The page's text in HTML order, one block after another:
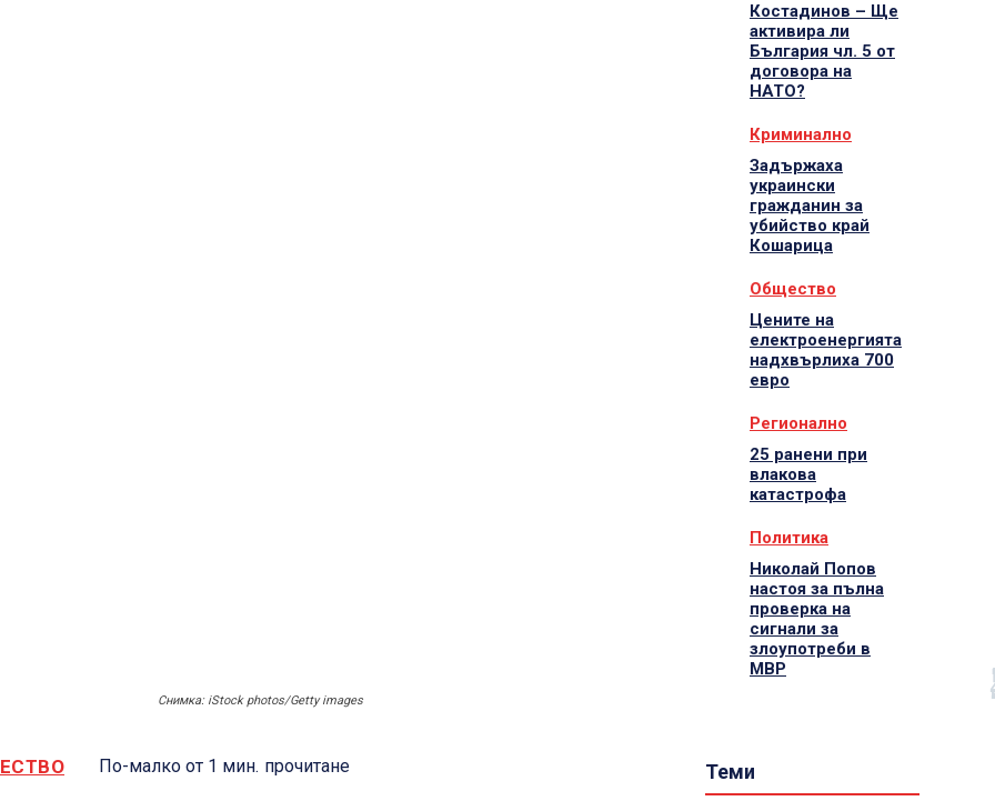
Снимка: iStock photos/Getty images
По-малко от 1 мин. прочитане
Костадинов – Ще
активира ли
България чл. 5 от
договора на
НАТО?
Криминално
Задържаха
украински
гражданин за
убийство край
Кошарица
Общество
Цените на
електроенергията
надхвърлиха 700
евро
Регионално
25 ранени при
влакова
катастрофа
Политика
Николай Попов
настоя за пълна
проверка на
сигнали за
злоупотреби в
МВР
Теми